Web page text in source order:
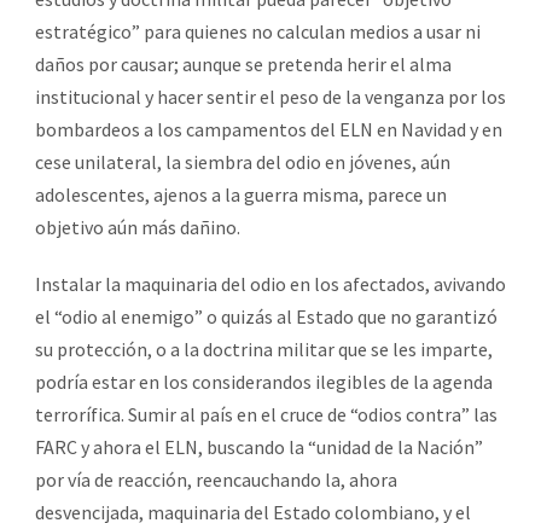
estratégico” para quienes no calculan medios a usar ni
daños por causar; aunque se pretenda herir el alma
institucional y hacer sentir el peso de la venganza por los
bombardeos a los campamentos del ELN en Navidad y en
cese unilateral, la siembra del odio en jóvenes, aún
adolescentes, ajenos a la guerra misma, parece un
objetivo aún más dañino.
Instalar la maquinaria del odio en los afectados, avivando
el “odio al enemigo” o quizás al Estado que no garantizó
su protección, o a la doctrina militar que se les imparte,
podría estar en los considerandos ilegibles de la agenda
terrorífica. Sumir al país en el cruce de “odios contra” las
FARC y ahora el ELN, buscando la “unidad de la Nación”
por vía de reacción, reencauchando la, ahora
desvencijada, maquinaria del Estado colombiano, y el